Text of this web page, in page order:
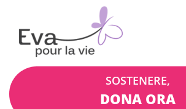
SOSTENERE,
DONA ORA